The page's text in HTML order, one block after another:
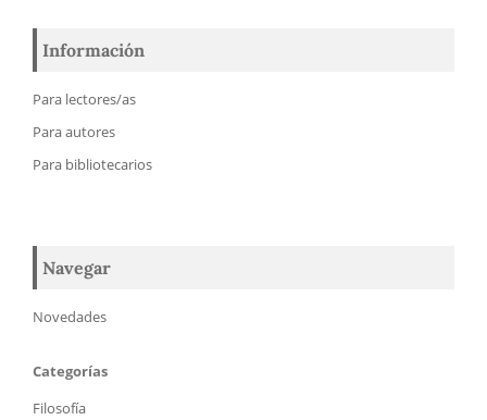
Información
Para lectores/as
Para autores
Para bibliotecarios
Navegar
Novedades
Categorías
Filosofía